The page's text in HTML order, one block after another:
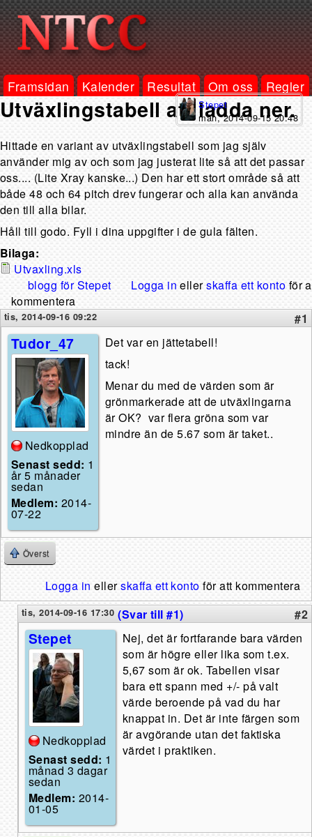
Framsidan Kalender Resultat Om oss Regler
Utväxlingstabell att ladda ner.
Stepet
mån, 2014-09-15 20:48
Hittade en variant av utväxlingstabell som jag själv
använder mig av och som jag justerat lite så att det passar
oss.... (Lite Xray kanske...) Den har ett stort område så att
både 48 och 64 pitch drev fungerar och alla kan använda
den till alla bilar.
Håll till godo. Fyll i dina uppgifter i de gula fälten.
Bilaga:
Utvaxling.xls
blogg för Stepet
Logga in ellerskaffa ett konto för
kommentera
tis, 2014-09-16 09:22 #1
Tudor_47
Nedkopplad
Senast sedd: 1
år 5 månader
sedan
Medlem: 2014-
07-22
Det var en jättetabell!
tack!
Menar du med de värden som är
grönmarkerade att de utväxlingarna
är OK? var flera gröna som var
mindre än de 5.67 som är taket..
Överst
Logga in ellerskaffa ett konto för att kommentera
tis, 2014-09-16 17:30 (Svar till #1) #2
Stepet
Nedkopplad
Senast sedd: 1
månad 3 dagar
sedan
Medlem: 2014-
01-05
Nej, det är fortfarande bara värden
som är högre eller lika som t.ex.
5,67 som är ok. Tabellen visar
bara ett spann med +/- på valt
värde beroende på vad du har
knappat in. Det är inte färgen som
är avgörande utan det faktiska
värdet i praktiken.